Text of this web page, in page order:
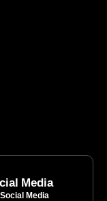
Media
Media